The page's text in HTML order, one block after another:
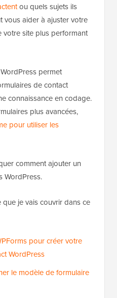
ou quels sujets ils
vous aider à ajuster votre
votre site plus performant
permet
de contact
connaissance en codage.
plus avancées,
pour utiliser les
comment ajouter un
WordPress.
je vais couvrir dans ce
pour créer votre
WordPress
le modèle de formulaire